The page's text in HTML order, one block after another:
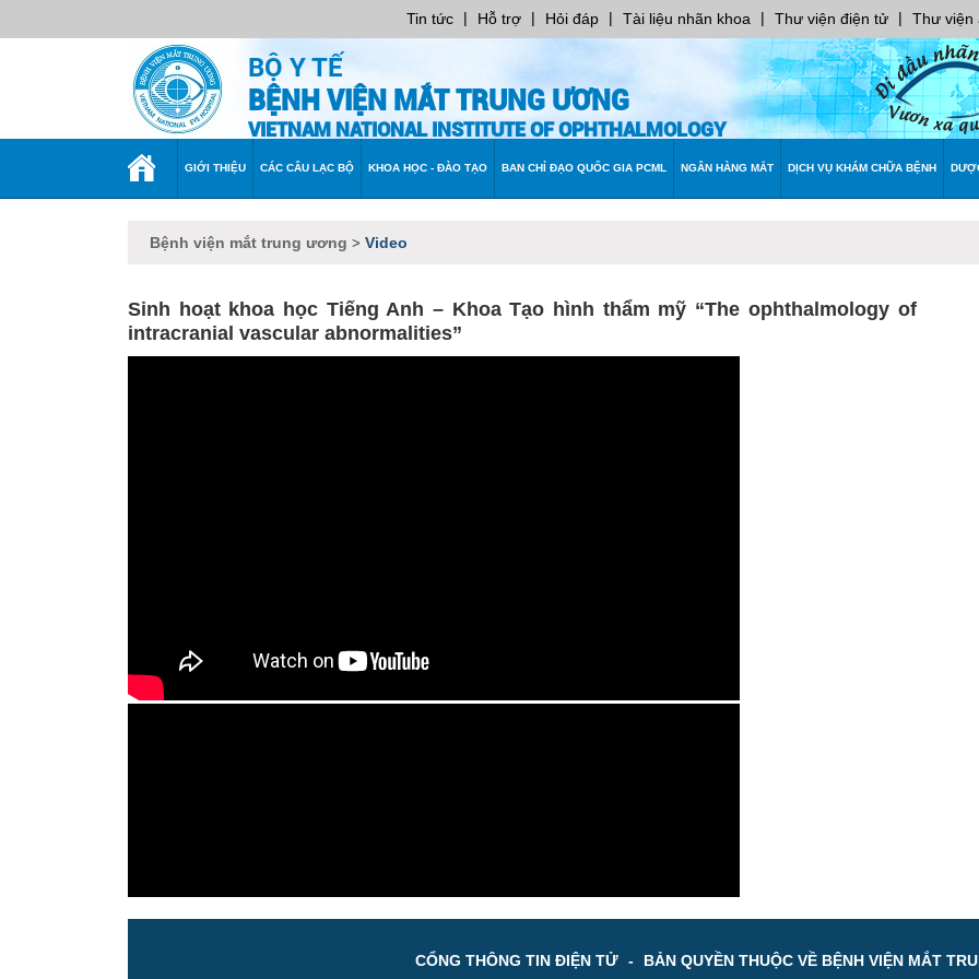
Tin tức | Hỗ trợ | Hỏi đáp | Tài liệu nhãn khoa | Thư viện điện tử | Thư viện
BỘ Y TẾ
BỆNH VIỆN MẮT TRUNG ƯƠNG
VIETNAM NATIONAL INSTITUTE OF OPHTHALMOLOGY
TRANG GIỚI THIỆU CÁC CÂU LẠC BỘ KHOA HỌC - ĐÀO TẠO BAN CHỈ ĐẠO QUỐC GIA PCML NGÂN HÀNG MẮT DỊCH VỤ KHÁM CHỮA BỆNH
Bệnh viện mắt trung ương > Video
Sinh hoạt khoa học Tiếng Anh – Khoa Tạo hình thẩm mỹ “The ophthalmology of
intracranial vascular abnormalities”
CỔNG THÔNG TIN ĐIỆN TỬ - BẢN QUYỀN THUỘC VỀ BỆNH VIỆN MẮT